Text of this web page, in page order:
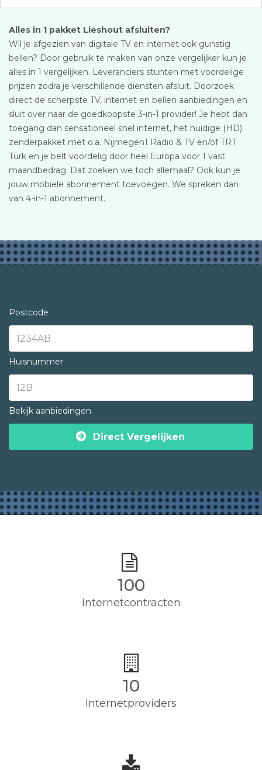
Alles in 1 pakket Lieshout afsluiten?
Wil je afgezien van digitale TV en internet ook gunstig
bellen? Door gebruik te maken van onze vergelijker kun je
alles in 1 vergelijken. Leveranciers stunten met voordelige
prijzen zodra je verschillende diensten afsluit. Doorzoek
direct de scherpste TV, internet en bellen aanbiedingen en
sluit over naar de goedkoopste 3-in-1 provider! Je hebt dan
toegang dan sensationeel snel internet, het huidige (HD)
zenderpakket met o.a. Nijmegen1 Radio & TV en/of TRT
Türk en je belt voordelig door heel Europa voor 1 vast
maandbedrag. Dat zoeken we toch allemaal? Ook kun je
jouw mobiele abonnement toevoegen. We spreken dan
van 4-in-1 abonnement.
Postcode
Huisnummer
Bekijk aanbiedingen
Direct Vergelijken
100
Internetcontracten
10
Internetproviders